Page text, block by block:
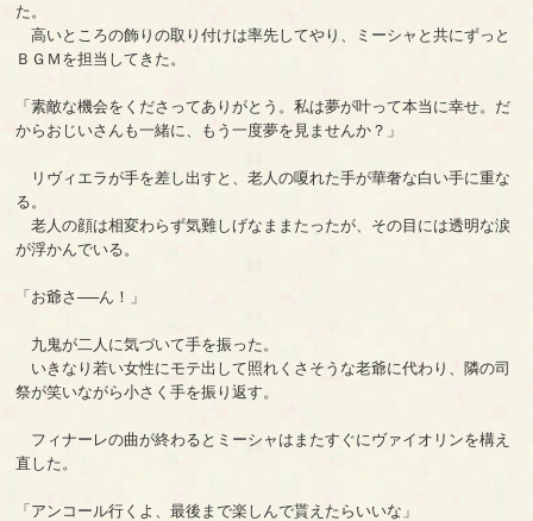
た。
高いところの飾りの取り付けは率先してやり、ミーシャと共にずっと
ＢＧＭを担当してきた。
「素敵な機会をくださってありがとう。私は夢が叶って本当に幸せ。だ
からおじいさんも一緒に、もう一度夢を見ませんか？」
リヴィエラが手を差し出すと、老人の嗄れた手が華奢な白い手に重な
る。
老人の顔は相変わらず気難しげなままたったが、その目には透明な涙
が浮かんでいる。
「お爺さ──ん！」
九鬼が二人に気づいて手を振った。
いきなり若い女性にモテ出して照れくさそうな老爺に代わり、隣の司
祭が笑いながら小さく手を振り返す。
フィナーレの曲が終わるとミーシャはまたすぐにヴァイオリンを構え
直した。
「アンコール行くよ、最後まで楽しんで貰えたらいいな」